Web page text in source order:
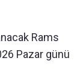
Rams
Pazar günü